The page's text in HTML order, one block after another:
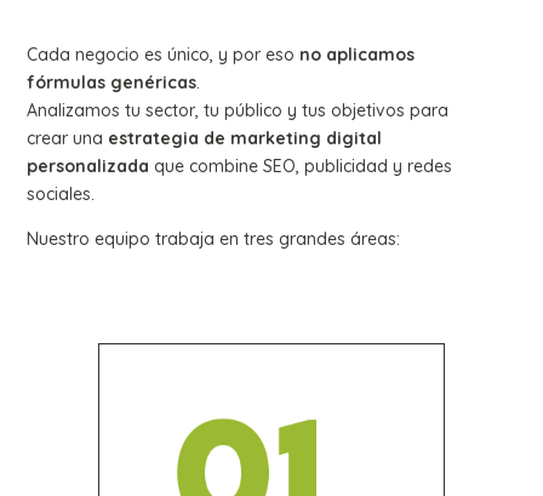
Cada negocio es único, y por eso no aplicamos
fórmulas genéricas.
Analizamos tu sector, tu público y tus objetivos para
crear una estrategia de marketing digital
personalizada que combine SEO, publicidad y redes
sociales.
Nuestro equipo trabaja en tres grandes áreas: